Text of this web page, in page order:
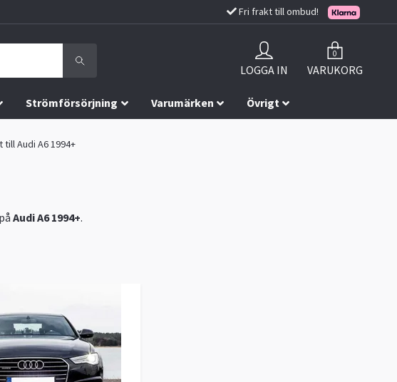
Fri frakt till ombud!
LOGGA IN
0
VARUKORG
Strömförsörjning Varumärken Övrigt
Audi A6 1994+
Audi A6 1994+.